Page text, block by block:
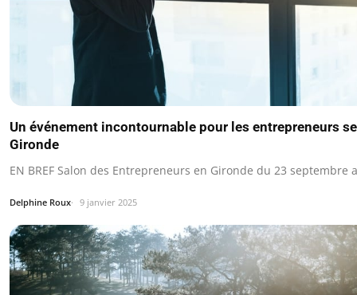
Un événement incontournable pour les entrepreneurs
Gironde
EN BREF Salon des Entrepreneurs en Gironde du 23 septembre
Delphine Roux 9 janvier 2025